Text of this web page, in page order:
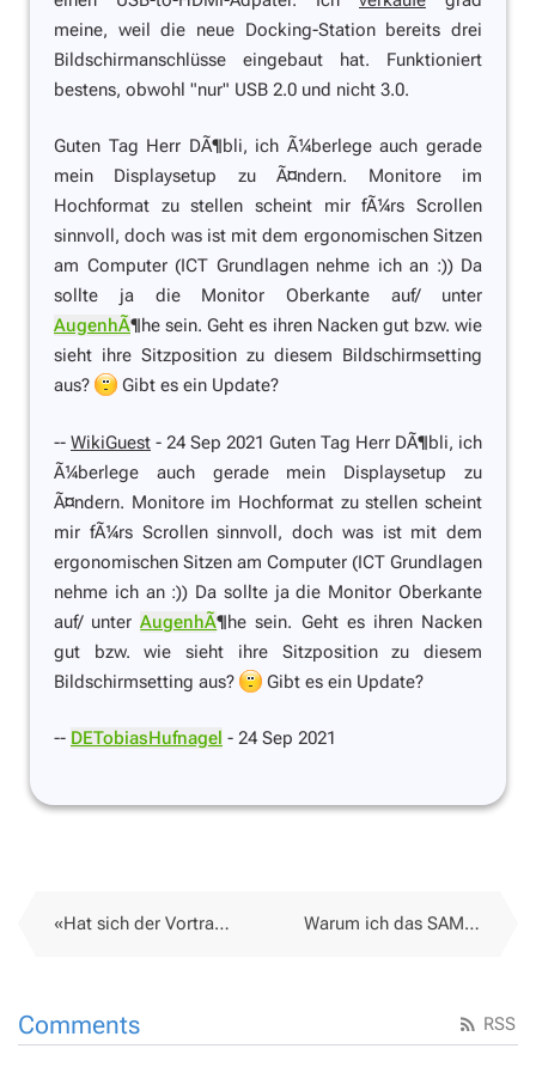
meine, weil die neue Docking-Station bereits drei
Bildschirmanschlüsse eingebaut hat. Funktioniert
bestens, obwohl "nur" USB 2.0 und nicht 3.0.
Guten Tag Herr DÃ¶bli, ich Ã¼berlege auch gerade
mein Displaysetup zu Ã¤ndern. Monitore im
Hochformat zu stellen scheint mir fÃ¼rs Scrollen
sinnvoll, doch was ist mit dem ergonomischen Sitzen
am Computer (ICT Grundlagen nehme ich an :)) Da
sollte ja die Monitor Oberkante auf/ unter
AugenhÃ¶he sein. Geht es ihren Nacken gut bzw. wie
sieht ihre Sitzposition zu diesem Bildschirmsetting
aus?
Gibt es ein Update?
-- WikiGuest - 24 Sep 2021 Guten Tag Herr DÃ¶bli, ich
Ã¼berlege auch gerade mein Displaysetup zu
Ã¤ndern. Monitore im Hochformat zu stellen scheint
mir fÃ¼rs Scrollen sinnvoll, doch was ist mit dem
ergonomischen Sitzen am Computer (ICT Grundlagen
nehme ich an :)) Da sollte ja die Monitor Oberkante
auf/ unterAugenhÃ¶he sein. Geht es ihren Nacken
gut bzw. wie sieht ihre Sitzposition zu diesem
Bildschirmsetting aus?
Gibt es ein Update?
-- DETobiasHufnagel - 24 Sep 2021
«Hat sich der Vortrag im letzten halben Jahrzehnt verändert?» - Flipped Vortrag Warum ich das SAMR-Modell nicht nur doof finde
RSS
Comments